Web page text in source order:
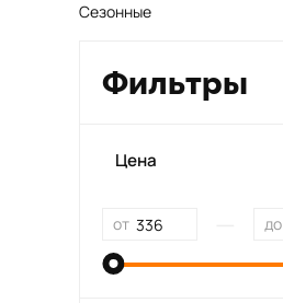
Сезонные
Фильтры
Цена
от до